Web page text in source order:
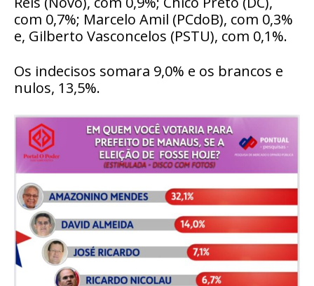
com 0,7%; Marcelo Amil (PCdoB), com 0,3%
e, Gilberto Vasconcelos (PSTU), com 0,1%.
Os indecisos somara 9,0% e os brancos e
nulos, 13,5%.